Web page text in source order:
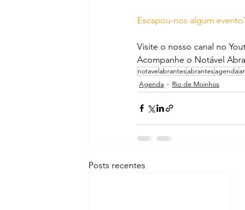
Escapou-nos algum
Visite o nosso canal no
Acompanhe o Notável
notavelabrantesabrantesagenda
Agenda
Rio de Moinhos
Posts recentes